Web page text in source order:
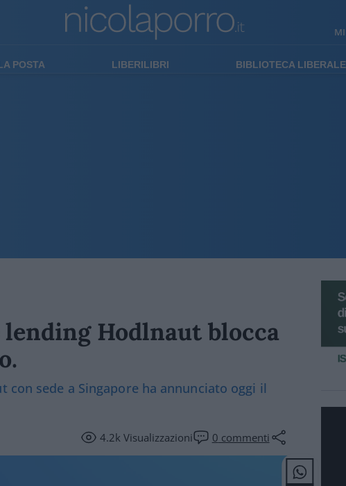
POSTA LIBERILIBRI BIBLIOTECA LIBERALE
Hodlnaut blocca
sede a Singapore ha annunciato oggi il
4.2kVisualizzazioni 0 commenti